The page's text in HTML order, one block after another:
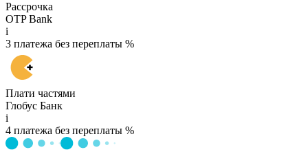
Рассрочка
OTP Bank
i
3 платежа без переплаты %
Плати частями
Глобус Банк
i
4 платежа без переплаты %